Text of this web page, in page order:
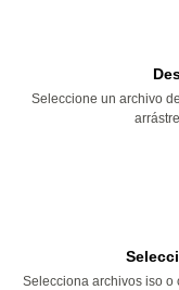
Seleccione un archivo
Selecciona archivos iso o